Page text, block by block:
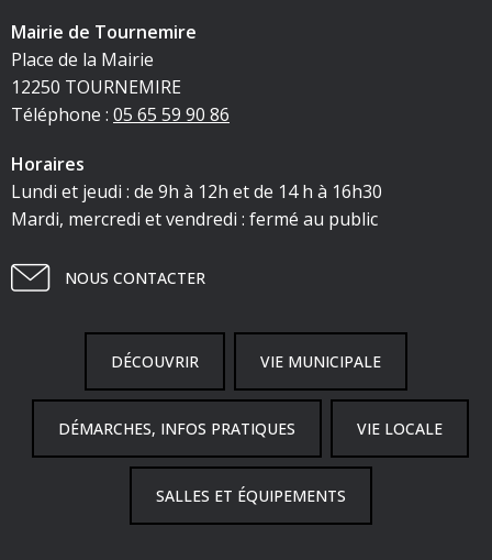
Mairie de Tournemire
Place de la Mairie
12250 TOURNEMIRE
Téléphone : 05 65 59 90 86
Horaires
Lundi et jeudi : de 9h à 12h et de 14 h à 16h30
Mardi, mercredi et vendredi : fermé au public
NOUS CONTACTER
DÉCOUVRIR VIE MUNICIPALE
DÉMARCHES, INFOS PRATIQUES VIE LOCALE
SALLES ET ÉQUIPEMENTS